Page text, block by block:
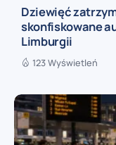
Dziewięć
skonfiskowane
Limburgii
123 Wyświetleń